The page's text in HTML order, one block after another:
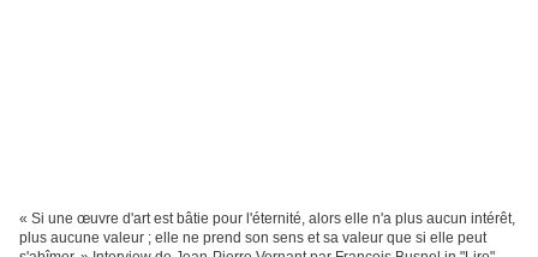
« Si une œuvre d'art est bâtie pour l'éternité, alors elle n'a plus aucun intérêt,
plus aucune valeur ; elle ne prend son sens et sa valeur que si elle peut